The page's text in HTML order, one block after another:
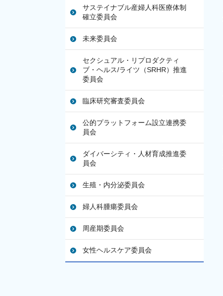
サステイナブル産婦人科医療体制
確立委員会
未来委員会
セクシュアル・リプロダクティ
ブ・ヘルス/ライツ（SRHR）推進
委員会
臨床研究審査委員会
公的プラットフォーム設立連携委
員会
ダイバーシティ・人材育成推進委
員会
生殖・内分泌委員会
婦人科腫瘍委員会
周産期委員会
女性ヘルスケア委員会